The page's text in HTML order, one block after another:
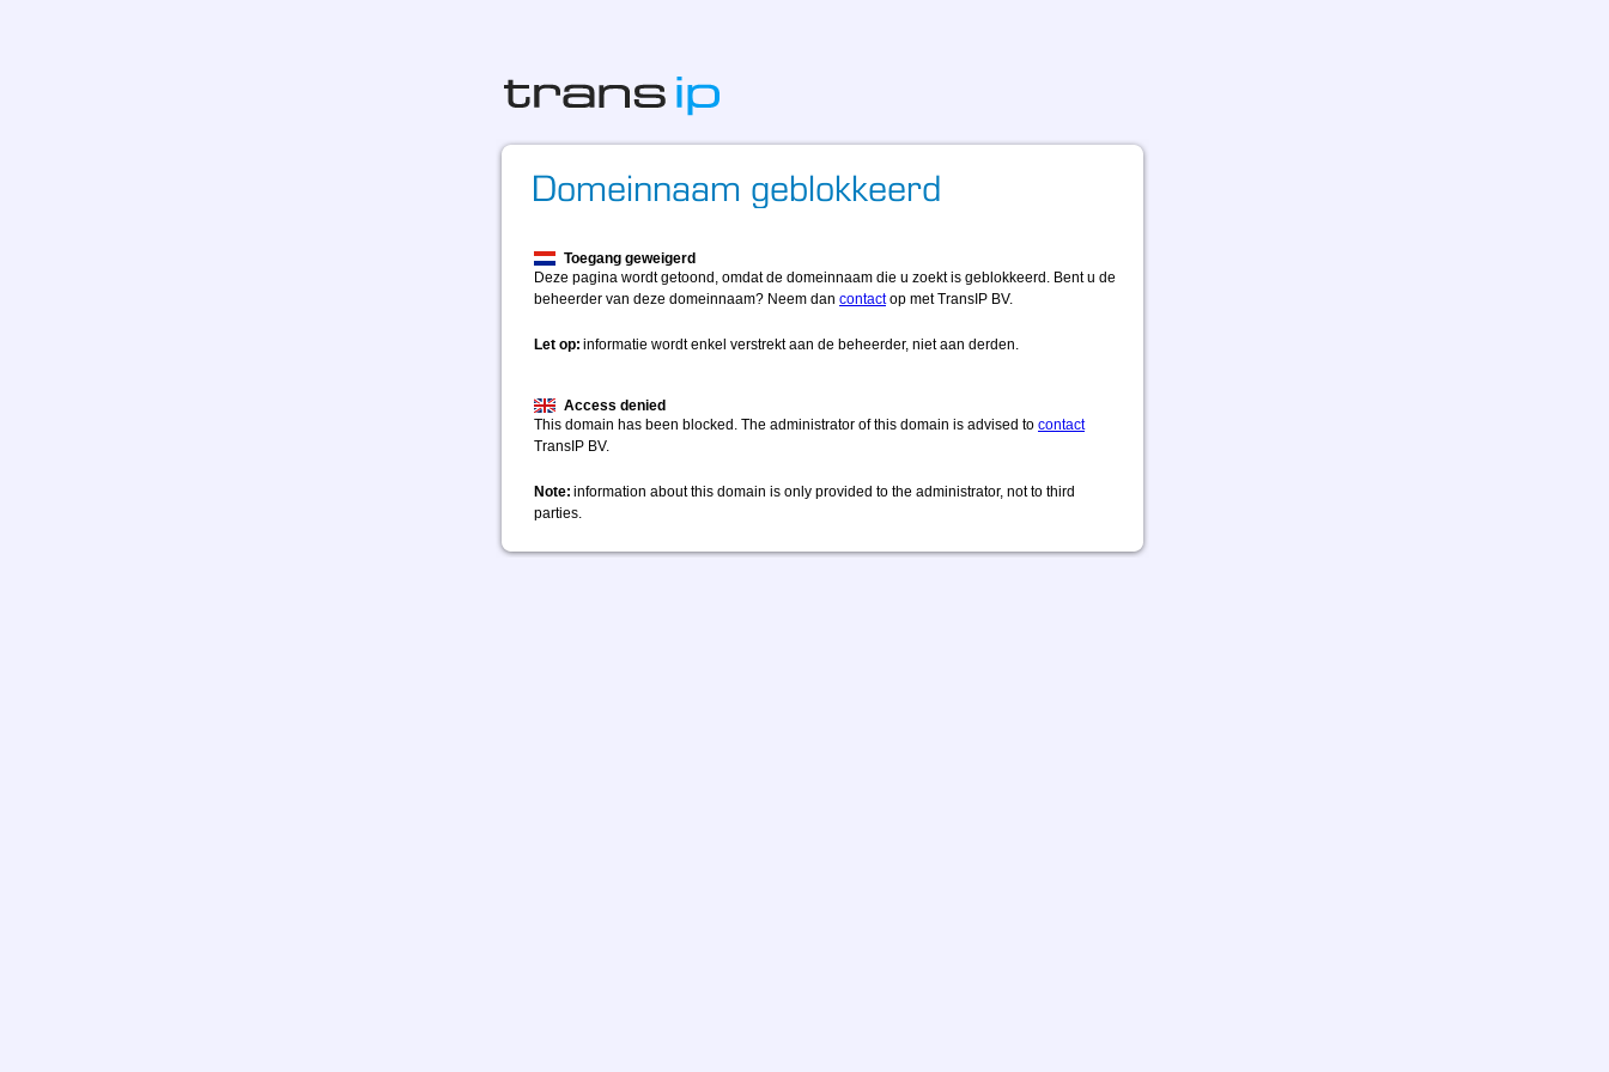
Toegang geweigerd
Deze pagina wordt getoond, omdat de domeinnaam die u zoekt is geblokkeerd. Bent u de
beheerder van deze domeinnaam? Neem dan contactop met TransIP BV.
Let op: informatie wordt enkel verstrekt aan de beheerder, niet aan derden.
Access denied
This domain has been blocked. The administrator of this domain is advised to contact
TransIP BV.
Note: information about this domain is only provided to the administrator, not to third
parties.